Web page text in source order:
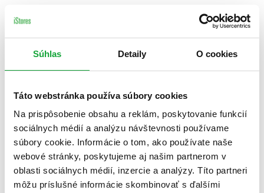
Súhlas Detaily O cookies
Táto webstránka používa súbory cookies
Na prispôsobenie obsahu a reklám, poskytovanie funkcií
sociálnych médií a analýzu návštevnosti používame
súbory cookie. Informácie o tom, ako používate naše
webové stránky, poskytujeme aj našim partnerom v
oblasti sociálnych médií, inzercie a analýzy. Títo partneri
môžu príslušné informácie skombinovať s ďalšími